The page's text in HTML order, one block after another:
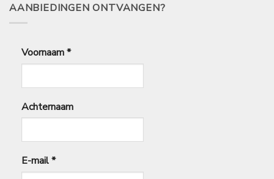
AANBIEDINGEN ONTVANGEN?
Voornaam*
Achternaam
E-mail*